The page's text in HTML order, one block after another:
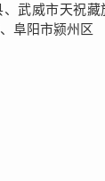
武威市天祝
阜阳市颍州区